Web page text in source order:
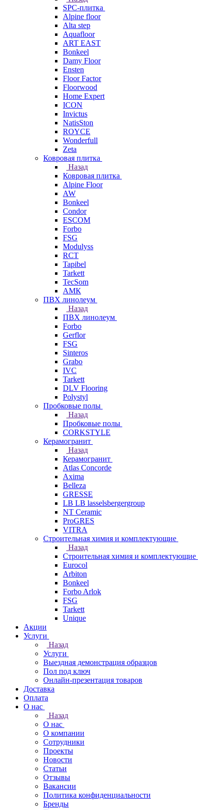
SPC-плитка
Alpine floor
Alta step
Aquafloor
ART EAST
Bonkeel
Damy Floor
Ensten
Floor Factor
Floorwood
Home Expert
ICON
Invictus
NatisSton
ROYCE
Wonderfull
Zeta
Ковровая плитка
Назад
Ковровая плитка
Alpine Floor
AW
Bonkeel
Condor
ESCOM
Forbo
FSG
Modulyss
RCT
Tapibel
Tarkett
TecSom
АМК
ПВХ линолеум
Назад
ПВХ линолеум
Forbo
Gerflor
FSG
Sinteros
Grabo
IVC
Tarkett
DLV Flooring
Polystyl
Пробковые полы
Назад
Пробковые полы
CORKSTYLE
Керамогранит
Назад
Керамогранит
Atlas Concorde
Axima
Belleza
GRESSE
LB LB lasselsbergergroup
NT Ceramic
ProGRES
VITRA
Строительная химия и комплектующие
Назад
Строительная химия и комплектующие
Eurocol
Arbiton
Bonkeel
Forbo Arlok
FSG
Tarkett
Unique
Акции
Услуги
Назад
Услуги
Выездная демонстрация образцов
Пол под ключ
Онлайн-презентация товаров
Доставка
Оплата
О нас
Назад
О нас
О компании
Сотрудники
Проекты
Новости
Статьи
Отзывы
Вакансии
Политика конфиденциальности
Бренды